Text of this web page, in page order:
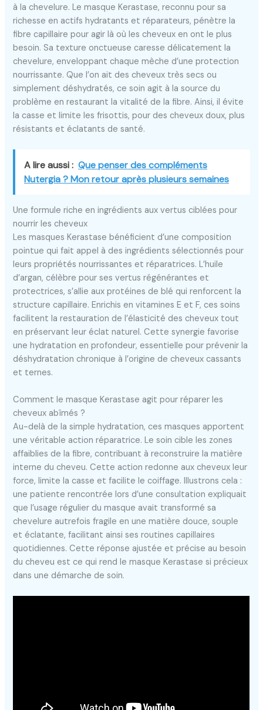
à la chevelure. Le masque Kerastase, reconnu pour sa
richesse en actifs hydratants et réparateurs, pénètre la
fibre capillaire pour agir là où les cheveux en ont le plus
besoin. Sa texture onctueuse caresse délicatement la
chevelure, enveloppant chaque mèche d’une protection
nourrissante. Que l’on ait des cheveux très secs ou
simplement déshydratés, ce soin agit à la source du
problème en restaurant la vitalité de la fibre. Ainsi, il évite
la casse et limite les frisottis, pour des cheveux doux, plus
résistants et éclatants de santé.
A lire aussi : Que penser des compléments
Nutergia ? Mon retour après plusieurs semaines
Une formule riche en ingrédients aux vertus ciblées pour
nourrir les cheveux
Les masques Kerastase bénéficient d’une composition
pointue qui fait appel à des ingrédients sélectionnés pour
leurs propriétés nourrissantes et réparatrices. L’huile
d’argan, célèbre pour ses vertus régénérantes et
protectrices, s’allie aux protéines de blé qui renforcent la
structure capillaire. Enrichis en vitamines E et F, ces soins
facilitent la restauration de l’élasticité des cheveux tout
en préservant leur éclat naturel. Cette synergie favorise
une hydratation en profondeur, essentielle pour prévenir la
déshydratation chronique à l’origine de cheveux cassants
et ternes.
Comment le masque Kerastase agit pour réparer les
cheveux abîmés ?
Au-delà de la simple hydratation, ces masques apportent
une véritable action réparatrice. Le soin cible les zones
affaiblies de la fibre, contribuant à reconstruire la matière
interne du cheveu. Cette action redonne aux cheveux leur
force, limite la casse et facilite le coiffage. Illustrons cela :
une patiente rencontrée lors d’une consultation expliquait
que l’usage régulier du masque avait transformé sa
chevelure autrefois fragile en une matière douce, souple
et éclatante, facilitant ainsi ses routines capillaires
quotidiennes. Cette réponse ajustée et précise au besoin
du cheveu est ce qui rend le masque Kerastase si précieux
dans une démarche de soin.